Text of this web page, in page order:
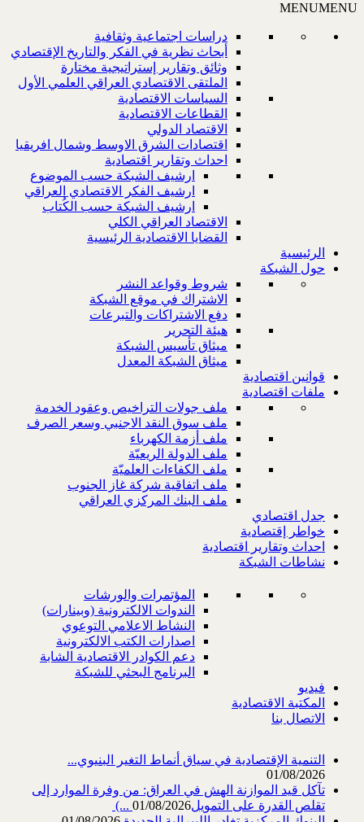
MENUMENU
دراسات اجتماعية وثقافية
أبحاث نظرية في الفكر والتاريخ الإقتصادي
وثائق وتقارير إستراتيجية مختارة
الملتقى الاقتصادي العراقي العلمي الأول
السياسات الاقتصادية
القطاعات الاقتصادية
الاقتصاد الدولي
اقتصادات الشرق الاوسط وشمال افريقيا
احداث وتقارير اقتصادية
ارشيف الشبكة حسب الموضوع
ارشيف الفكر الاقتصادي العراقي
ارشيف الشبكة حسب الكُتاب
الاقتصاد العراقي الكلي
القضايا الاقتصادية الرئيسية
الرئيسية
حول الشبكة
شروط وقواعد النشر
الاشتراك في موقع الشبكة
دفع الاشتراكات والتبرعات
هيئة التحرير
ميثاق تأسيس الشبكة
ميثاق الشبكة المعدل
قوانين اقتصادية
ملفات اقتصادية
ملف جولات التراخيص وعقود الخدمة
ملف سوق النقد الاجنبي وسعر الصرف
ملف أزمة الكهرباء
ملف الدولة الريعيّة
ملف الكفاءات العلميّة
ملف اتفاقية شركة غاز الجنوب
ملف البنك المركزي العراقي
جدل اقتصادي
خواطر إقتصادية
احداث وتقارير اقتصادية
نشاطات الشبكة
المؤتمرات والورشات
الندوات الالكترونية (وبينارات)
النشاط الاعلامي التوعوي
اصدارات الكتب الالكترونية
دعم الكوادر الاقتصادية الشابة
البرنامج البحثي للشبكة
فيديو
المكتبة الاقتصادية
الاتصال بنا
التنمية الإقتصادية في سياق أنماط التغير البنيوي...
01/08/2026
تآكل قيد الموازنة الهش في العراق: من وفرة الموارد إلى
تقلص القدرة على التمويل‎ (...01/08/2026